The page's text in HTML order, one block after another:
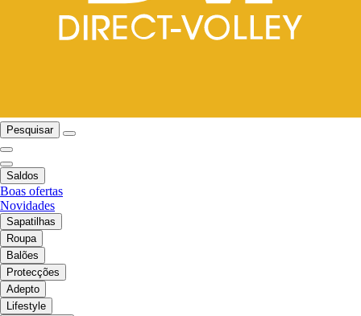
Pesquisar
Saldos
Boas ofertas
Novidades
Sapatilhas
Roupa
Balões
Protecções
Adepto
Lifestyle